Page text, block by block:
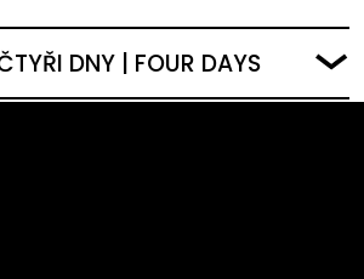
DNY | FOUR DAYS